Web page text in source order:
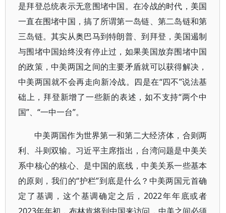
是拜登总统表示无意围堵中国。在冷战的时代，美国
一直在围堵中国，搞了所谓第一岛链、第二岛链和第
三岛链。其实从奥巴马到特朗普、到拜登，美国遏制
与围堵中国始终没有停止过，如果美国放弃围堵中国
的政策，中美两国之间的主要矛盾就可以获得解决，
中美两国就不会再走向新冷战。四是在“四不”说法基
础上，拜登新增了一些新的表述，如不支持“两个中
国”、“一中一台”。
中美两国作为世界第一和第二大经济体，合则两
利、斗则双输。习近平主席指出，台湾问题是中美关
系中核心的核心、是中国的底线，中美关系一些基本
的原则，我们的“护栏”到底是什么？中美两国元首确
定了基调，这个基调确定之后，2022年年底或者